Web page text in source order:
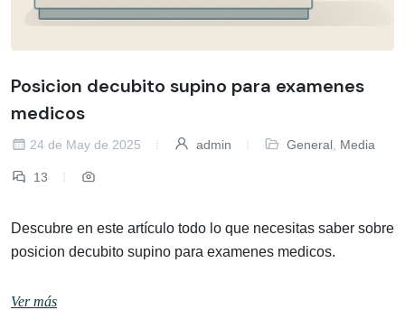
Posicion decubito supino para examenes
medicos
24 de May de 2025 admin General Media
13
Descubre en este artículo todo lo que necesitas saber sobre
posicion decubito supino para examenes medicos.
Ver más